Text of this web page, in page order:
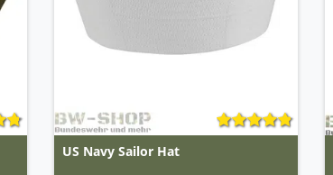
US Navy Sailor Hat